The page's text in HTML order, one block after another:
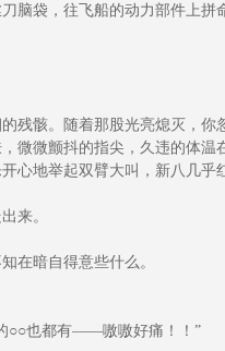
袋，往飞船的动力部件上拼
骸。随着那股光亮熄灭，你
微颤抖的指尖，久违的体温
地举起双臂大叫，新八几
来。
在暗自得意些什么。
○○也都有——嗷嗷好痛！！”